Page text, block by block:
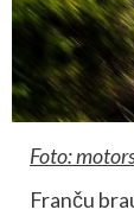
Foto:
Franču